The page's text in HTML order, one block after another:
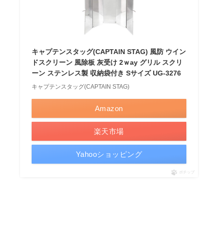
キャプテンスタッグ(CAPTAIN STAG) 風防 ウイン
ドスクリーン 風除板 灰受け 2ｗay グリル スクリ
ーン ステンレス製 収納袋付き Sサイズ UG-3276
キャプテンスタッグ(CAPTAIN STAG)
Amazon
楽天市場
Yahooショッピング
ポチップ